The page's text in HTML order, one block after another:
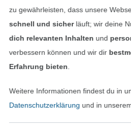
AGB
In den deutschen Shop
zu gewährleisten, dass unsere
schnell und sicherläuft; wir deine
dich relevanten Inhalten und
verbessern können und wir dir
Erfahrung bieten
Weitere Informationen findest du in
Datenschutzerklärung und in